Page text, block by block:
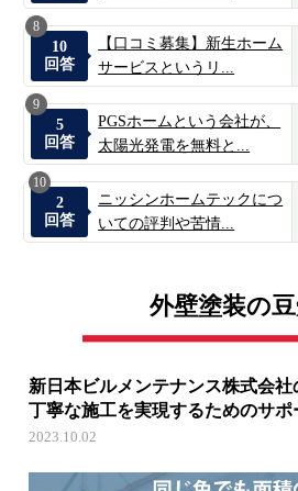
8
10
回答
【口コミ募集】新生ホーム
サービスというリ...
9
5
回答
PGSホームという会社が、
太陽光発電を無料と...
10
2
回答
ニッシンホームテックにつ
いての評判や苦情...
外壁塗装の
新日本ビルメンテナンス株式会社
丁寧な施工を実現するためのサポ
2023.10.02